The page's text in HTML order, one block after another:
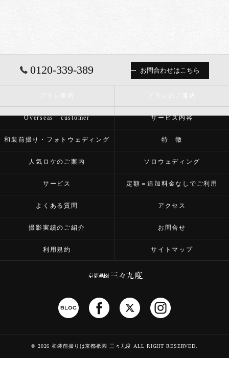
0120-339-389 お問合わせはこちら
Overseas customer サービス内容
和装前撮り・フォトウェディング 特 徴
人気ロケのご案内 ソロウェディング
サービス 定額＝追加料金なしでご利用
よくある質問 アクセス
撮影実績のご紹介 お問合せ
利用規約 サイトマップ
© 2026 和装前撮りは京都祇園 三々九度 ALL RIGHT RESERVED.